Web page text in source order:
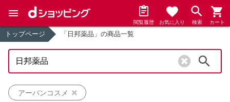
閲覧履歴 お気に入り 検索 カート
トップページ 「日邦薬品」の商品一覧
アーバンコスメ